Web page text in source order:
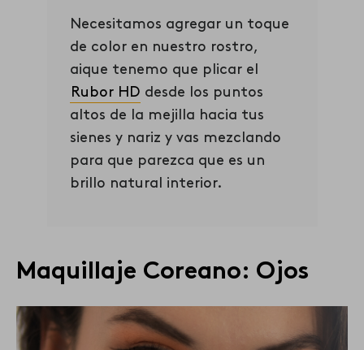
Necesitamos agregar un toque
de color en nuestro rostro,
aique tenemo que plicar el
Rubor HD desde los puntos
altos de la mejilla hacia tus
sienes y nariz y vas mezclando
para que parezca que es un
brillo natural interior.
Maquillaje Coreano: Ojos